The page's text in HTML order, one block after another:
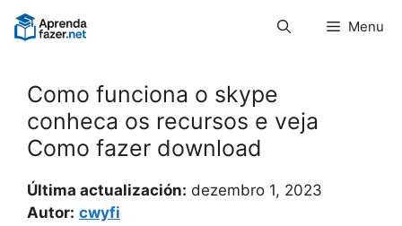
Pular
para
Menu
Como funciona o skype
conheca os recursos e veja
Como fazer download
Última actualización: dezembro 1, 2023
Autor: cwyfi